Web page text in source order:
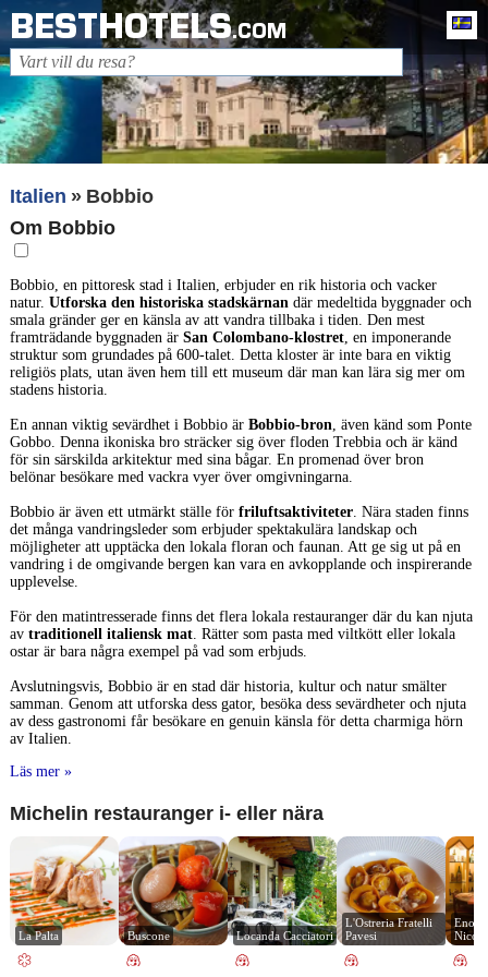
BESTHOTELS.COM
Italien
Bobbio
Om Bobbio
Bobbio, en pittoresk stad i Italien, erbjuder en rik historia och vacker
natur. Utforska den historiska stadskärnandär medeltida byggnader och
smala gränder ger en känsla av att vandra tillbaka i tiden. Den mest
framträdande byggnaden är San Colombano-klostret, en imponerande
struktur som grundades på 600-talet. Detta kloster är inte bara en viktig
religiös plats, utan även hem till ett museum där man kan lära sig mer om
stadens historia.
En annan viktig sevärdhet i Bobbio är Bobbio-bron, även känd som Ponte
Gobbo. Denna ikoniska bro sträcker sig över floden Trebbia och är känd
för sin särskilda arkitektur med sina bågar. En promenad över bron
belönar besökare med vackra vyer över omgivningarna.
Bobbio är även ett utmärkt ställe för friluftsaktiviteter. Nära staden finns
det många vandringsleder som erbjuder spektakulära landskap och
möjligheter att upptäcka den lokala floran och faunan. Att ge sig ut på en
vandring i de omgivande bergen kan vara en avkopplande och inspirerande
upplevelse.
För den matintresserade finns det flera lokala restauranger där du kan njuta
av traditionell italiensk mat. Rätter som pasta med viltkött eller lokala
ostar är bara några exempel på vad som erbjuds.
Avslutningsvis, Bobbio är en stad där historia, kultur och natur smälter
samman. Genom att utforska dess gator, besöka dess sevärdheter och njuta
av dess gastronomi får besökare en genuin känsla för detta charmiga hörn
av Italien.
Läs mer »
Michelin restauranger i- eller nära
La Palta Buscone Locanda Cacciatori
L'Ostreria Fratelli
Pavesi
Nicola